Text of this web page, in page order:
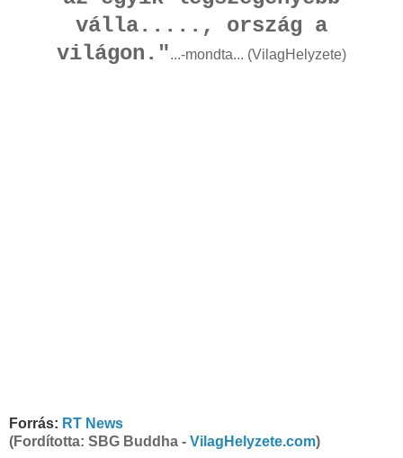
válla....., ország a
világon."...-mondta... (VilagHelyzete)
Forrás: RT News
(Fordította: SBG Buddha - VilagHelyzete.com)